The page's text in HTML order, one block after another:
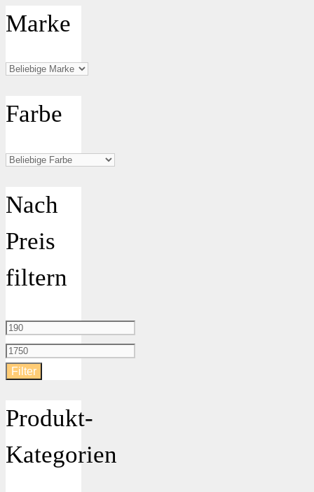
Marke
Farbe
Nach
Preis
filtern
Min.
Preis
Max.
Preis
Filter
Produkt-
Kategorien